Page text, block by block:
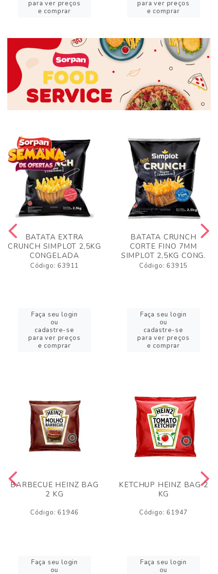
para ver preços
e comprar
para ver preços
e comprar
BATATA EXTRA
CRUNCH SIMPLOT 2,5KG
CONGELADA
Código: 63911
Faça seu login
ou
cadastre-se
para ver preços
e comprar
BATATA CRUNCH
CORTE FINO 7MM
SIMPLOT 2,5KG CONG.
Código: 63915
Faça seu login
ou
cadastre-se
para ver preços
e comprar
BARBECUE HEINZ BAG
2 KG
Código: 61946
Faça seu login
ou
KETCHUP HEINZ BAG 2
KG
Código: 61947
Faça seu login
ou